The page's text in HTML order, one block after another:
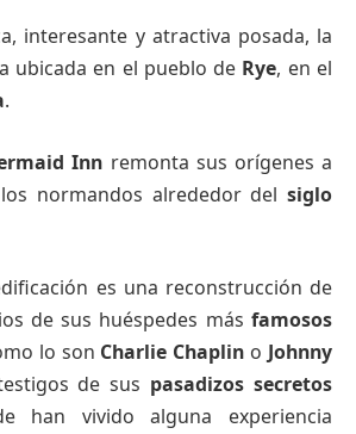
interesante y atractiva posada, la
ubicada en el pueblo de Rye, en el
.
Inn remonta sus orígenes a
normandos alrededor del siglo
es una reconstrucción de
de sus huéspedes másfamosos
lo son Charlie Chaplin o Johnny
de sus pasadizos secretos
han vivido alguna experiencia